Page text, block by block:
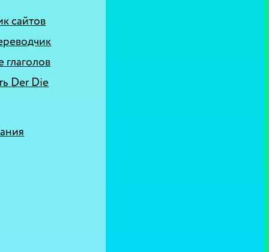
сайтов
Der Die